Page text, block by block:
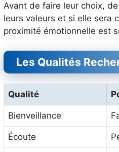
Avant de faire leur choix,
leurs valeurs et si elle sera
proximité émotionnelle est
Les Qualités
Qualité
Bienveillance
Écoute